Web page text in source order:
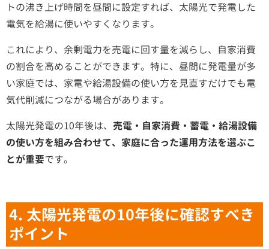
トの沸き上げ時間を昼間に設定すれば、太陽光で発電した
電気を給湯に使いやすくなります。
これにより、余剰電力を売電に回す量を減らし、自家消費
の割合を高めることができます。特に、昼間に発電量が多
い家庭では、家電や給湯設備の使い方を見直すだけでも電
気代削減につながる場合があります。
太陽光発電の10年後は、 売電・自家消費・蓄電・給湯設備
の使い方を組み合わせて、家庭に合った運用方法を選ぶこ
とが重要です。
4. 太陽光発電の10年後に確認すべき
ポイント